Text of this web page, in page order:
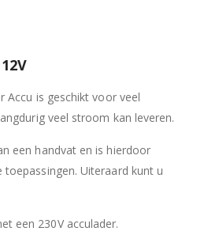
Accu is geschikt voor veel
veel stroom kan leveren.
een handvat en is hierdoor
Uiteraard kunt u
een 230V acculader.